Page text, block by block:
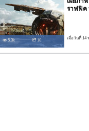
5.3k 10
ราฟฟิค
เมื่อวันที่ 14